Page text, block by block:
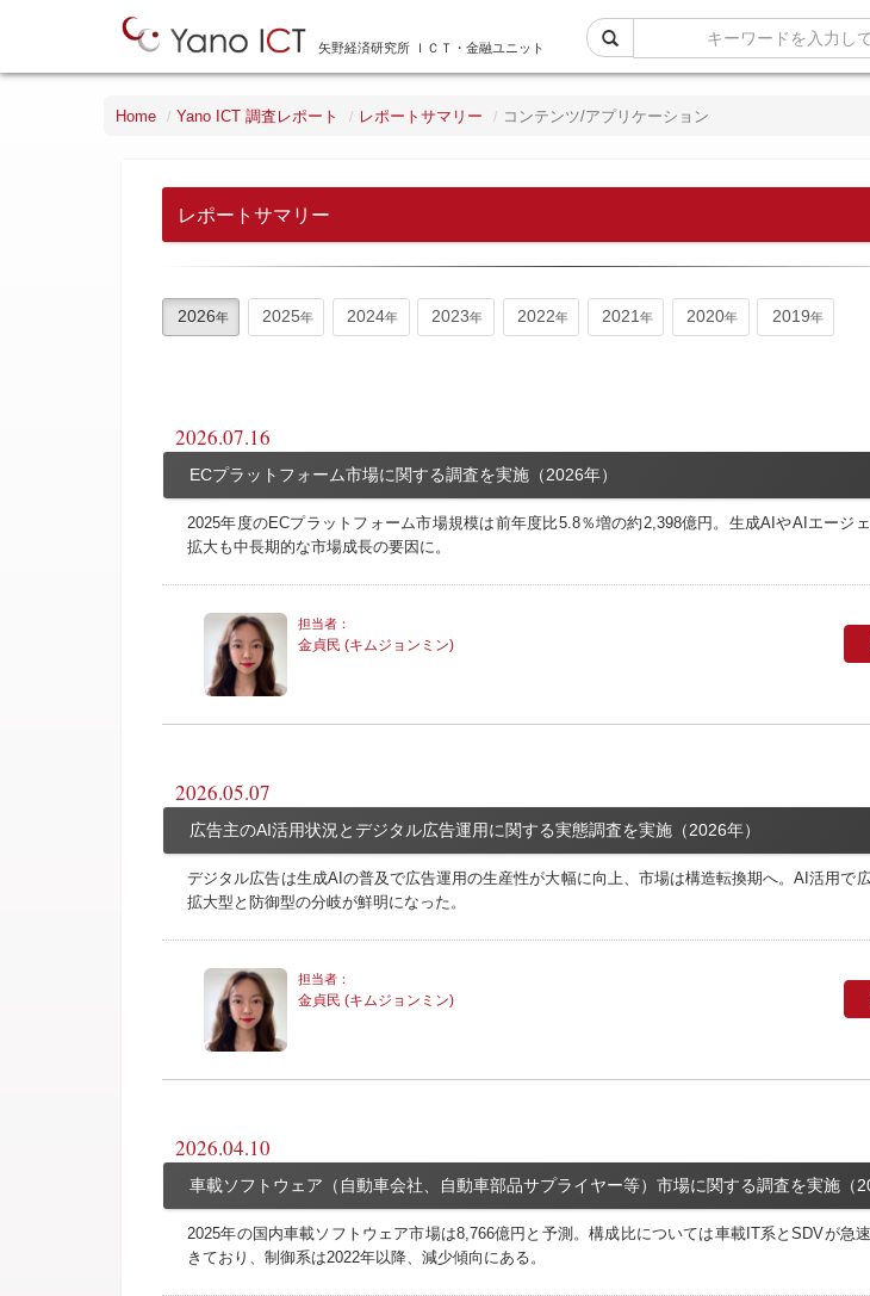
矢野経済研究所 ＩＣＴ・金融ユニット
Home Yano ICT 調査レポート レポートサマリー コンテンツ/アプリケーション
レポートサマリー
2026 2025 2024 2023 2022 2021 2020 2019
2026.07.16
ECプラットフォーム市場に関する調査を実施（2026年）
2025年度のECプラットフォーム市場規模は前年度比5.8％増の約2,398億円。生成AIやAIエージ
拡大も中長期的な市場成長の要因に。
金貞民 (キムジョンミン)
2026.05.07
広告主のAI活用状況とデジタル広告運用に関する実態調査を実施（2026年）
デジタル広告は生成AIの普及で広告運用の生産性が大幅に向上、市場は構造転換期へ。AI活用で
拡大型と防御型の分岐が鮮明になった。
金貞民 (キムジョンミン)
2026.04.10
車載ソフトウェア（自動車会社、自動車部品サプライヤー等）市場に関する調査を実施（
2025年の国内車載ソフトウェア市場は8,766億円と予測。構成比については車載IT系とSDVが急
きており、制御系は2022年以降、減少傾向にある。